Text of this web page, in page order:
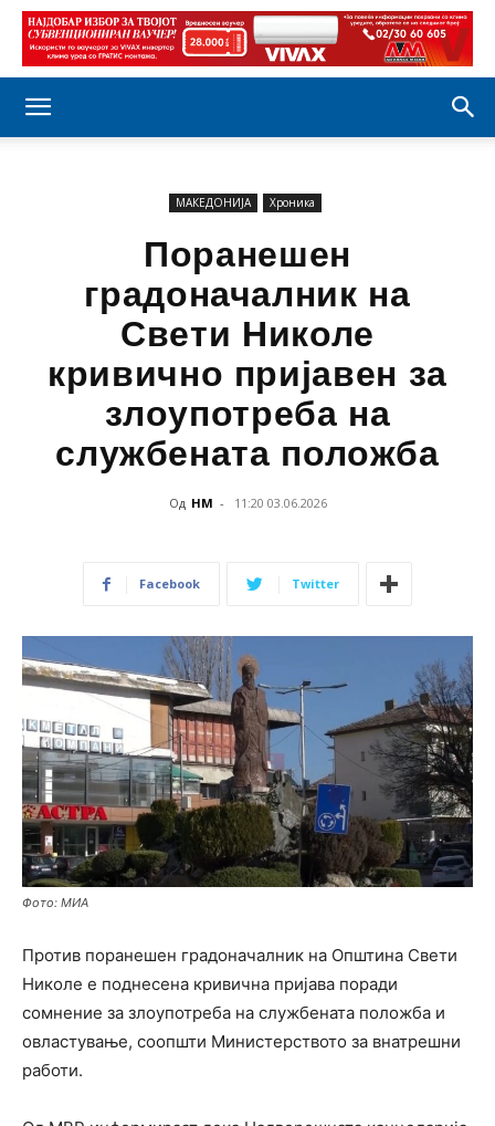
МАКЕДОНИЈА Хроника
Поранешен
градоначалник на
Свети Николе
кривично пријавен за
злоупотреба на
службената положба
Од НМ - 11:20 03.06.2026
Facebook Twitter
Фото: МИА
Против поранешен градоначалник на Општина Свети
Николе е поднесена кривична пријава поради
сомнение за злоупотреба на службената положба и
овластување, соопшти Министерството за внатрешни
работи.